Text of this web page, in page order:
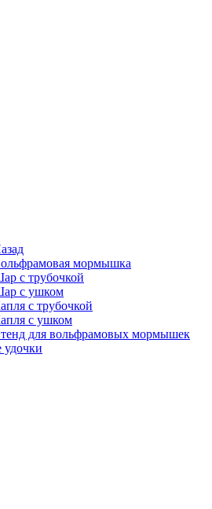
мормышка
с трубочкой
с ушком
с трубочкой
с ушком
для вольфрамовых мормышек